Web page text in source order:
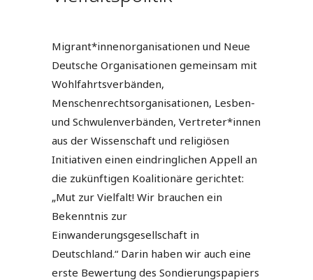
Migrant*innenorganisationen und Neue
Deutsche Organisationen gemeinsam mit
Wohlfahrtsverbänden,
Menschenrechtsorganisationen, Lesben-
und Schwulenverbänden, Vertreter*innen
aus der Wissenschaft und religiösen
Initiativen einen eindringlichen Appell an
die zukünftigen Koalitionäre gerichtet:
„Mut zur Vielfalt! Wir brauchen ein
Bekenntnis zur
Einwanderungsgesellschaft in
Deutschland.“ Darin haben wir auch eine
erste Bewertung des Sondierungspapiers